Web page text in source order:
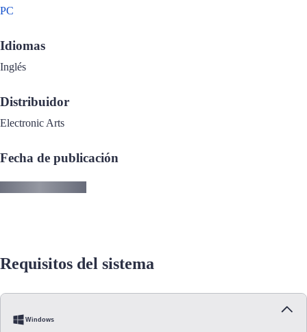
PC
Idiomas
Inglés
Distribuidor
Electronic Arts
Fecha de publicación
Requisitos del sistema
Windows